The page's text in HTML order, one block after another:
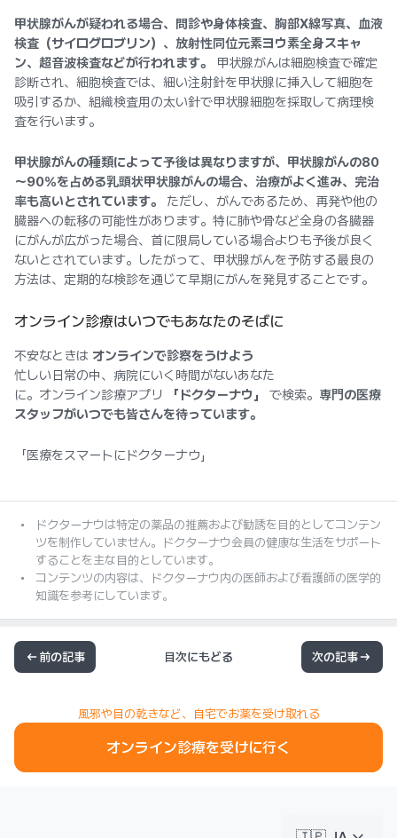
甲状腺がんが疑われる場合、問診や身体検査、胸部X線写真、血液
検査（サイログロブリン）、放射性同位元素ヨウ素全身スキャ
ン、超音波検査などが行われます。
甲状腺がんは細胞検査で確定
診断され、細胞検査では、細い注射針を甲状腺に挿入して細胞を
吸引するか、組織検査用の太い針で甲状腺細胞を採取して病理検
査を行います。
甲状腺がんの種類によって予後は異なりますが、甲状腺がんの80
～90％を占める乳頭状甲状腺がんの場合、治療がよく進み、完治
率も高いとされています。
ただし、がんであるため、再発や他の
臓器への転移の可能性があります。特に肺や骨など全身の各臓器
にがんが広がった場合、首に限局している場合よりも予後が良く
ないとされています。したがって、甲状腺がんを予防する最良の
方法は、定期的な検診を通じて早期にがんを発見することです。
オンライン診療はいつでもあなたのそばに
不安なときは オンラインで診察をうけよう
忙しい日常の中、病院にいく時間がないあなた
に。オンライン診療アプリ
「ドクターナウ」 で検索。 専門の医療
スタッフがいつでも皆さんを待っています。
「医療をスマートにドクターナウ」
ドクターナウは特定の薬品の推薦および勧誘を目的としてコンテン
ツを制作していません。ドクターナウ会員の健康な生活をサポート
することを主な目的としています。
コンテンツの内容は、ドクターナウ内の医師および看護師の医学的
知識を参考にしています。
前の記事 目次にもどる 次の記事
風邪や目の乾きなど、自宅でお薬を受け取れる
オンライン診療を受けに行く